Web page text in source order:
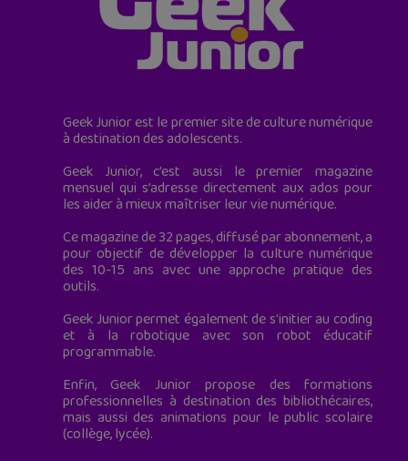
Geek Junior est le premier site de culture numérique
à destination des adolescents.
Geek Junior, c’est aussi le premier magazine
mensuel qui s’adresse directement aux ados pour
les aider à mieux maîtriser leur vie numérique.
Ce magazine de 32 pages, diffusé par abonnement, a
pour objectif de développer la culture numérique
des 10-15 ans avec une approche pratique des
outils.
Geek Junior permet également de s'initier au coding
et à la robotique avec son robot éducatif
programmable.
Enfin, Geek Junior propose des formations
professionnelles à destination des bibliothécaires,
mais aussi des animations pour le public scolaire
(collège, lycée).